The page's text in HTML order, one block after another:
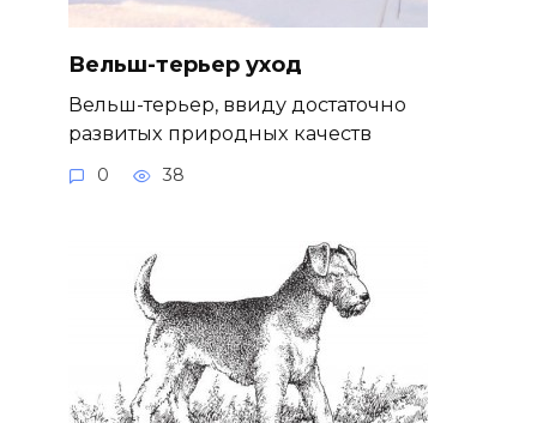
Вельш-терьер уход
Вельш-терьер, ввиду достаточно
развитых природных качеств
0 38